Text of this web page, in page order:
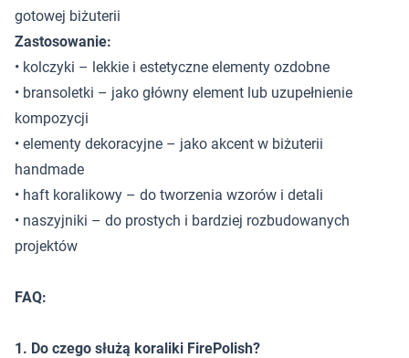
gotowej biżuterii
Zastosowanie:
• kolczyki – lekkie i estetyczne elementy ozdobne
• bransoletki – jako główny element lub uzupełnienie
kompozycji
• elementy dekoracyjne – jako akcent w biżuterii
handmade
• haft koralikowy – do tworzenia wzorów i detali
• naszyjniki – do prostych i bardziej rozbudowanych
projektów
FAQ:
1. Do czego służą koraliki FirePolish?